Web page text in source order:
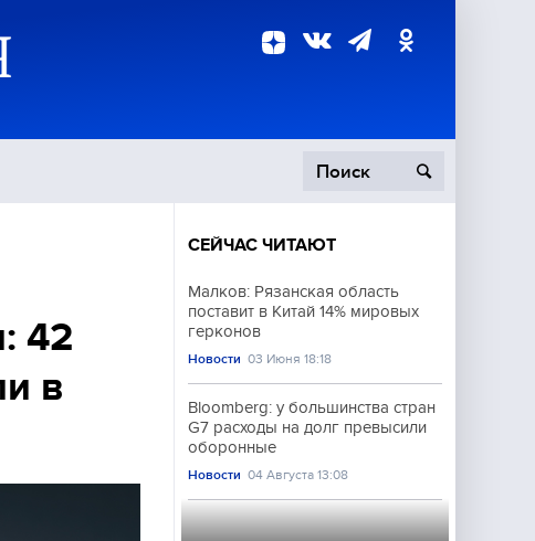
Происшествия
42
в
СЕЙЧАС ЧИТАЮТ
Малков: Рязанская область
поставит в Китай 14% мировых
герконов
Новости 03 Июня 18:18
Bloomberg: у большинства стран
G7 расходы на долг превысили
оборонные
Новости 04 Августа 13:08